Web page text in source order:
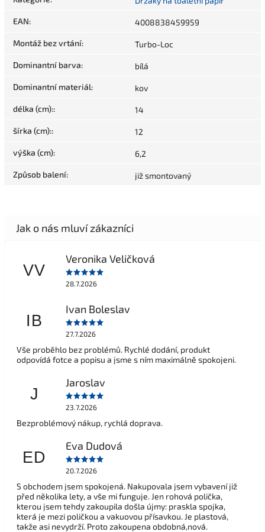
EAN: 4008838459959
Montáž bez vrtání: Turbo-Loc
Dominantní barva: bílá
Dominantní materiál: kov
délka (cm):: 14
šírka (cm):: 12
výška (cm): 6,2
Způsob balení: již smontovaný
VV
Veronika Veličková
28.7.2026
IB
Ivan Boleslav
27.7.2026
Vše proběhlo bez problémů. Rychlé dodání, produkt
odpovídá fotce a popisu a jsme s ním maximálně spokojeni.
J
Jaroslav
23.7.2026
Bezproblémový nákup, rychlá doprava.
ED
Eva Dudová
20.7.2026
S obchodem jsem spokojená. Nakupovala jsem vybavení již
před několika lety, a vše mi funguje. Jen rohová polička,
kterou jsem tehdy zakoupila došla újmy: praskla spojka,
která je mezi poličkou a vakuovou přísavkou. Je plastová,
takže asi nevydrží. Proto zakoupena obdobná,nová.